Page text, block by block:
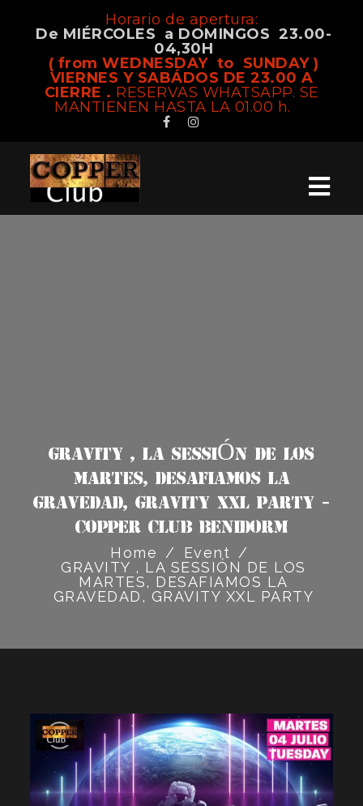
Horario de apertura:
De MIÉRCOLES a DOMINGOS 23.00-
04,30H
( from WEDNESDAY to SUNDAY )
VIERNES Y SABÁDOS DE 23.00 A
CIERRE . RESERVAS WHATSAPP. SE
MANTIENEN HASTA LA 01.00 h.
GRAVITY , LA SESSIÓN DE LOS
MARTES, DESAFIAMOS LA
GRAVEDAD, GRAVITY XXL PARTY -
Copper Club Benidorm
Home / Event /
GRAVITY , LA SESSIÓN DE LOS
MARTES, DESAFIAMOS LA
GRAVEDAD, GRAVITY XXL PARTY